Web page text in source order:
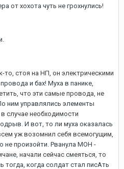
от хохота чуть не грохнулись!
то, стоя на НП, он электрическими
и бах! Муха в панике,
что эти самые провода, не
ним управлялись элементы
случае необходимости
И вот, то ли муха оказалась
уж возомнил себя всемогущим,
не произойти. Рванула МОН -
начали сейчас смеяться, то
когда солдат стал писАть